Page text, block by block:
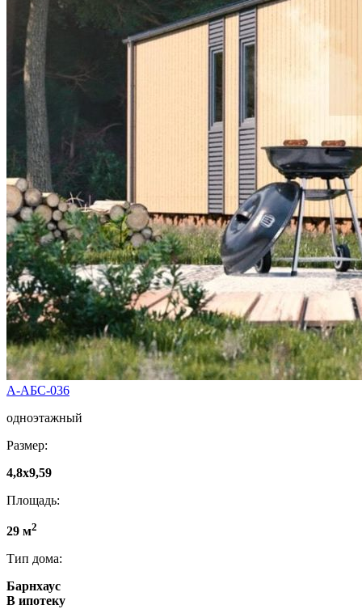
А-АБС-036
одноэтажный
Размер:
4,8х9,59
Площадь:
29 м2
Тип дома:
Барнхаус
В ипотеку